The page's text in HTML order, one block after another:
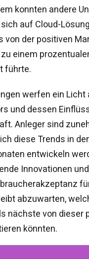
konnten andere
sich auf Cloud-
von der positiven
einem
führte.
werfen ein Licht
und dessen
Anleger sind
diese Trends in
entwickeln
Innovationen
abzuwarten,
nächste von dieser
könnten.